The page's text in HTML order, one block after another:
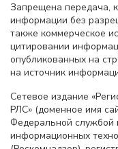
Запрещена передача,
информации без
также коммерческое
цитировании
опубликованных на
на источник
Сетевое издание
РЛС» (доменное имя
Федеральной службой
информационных